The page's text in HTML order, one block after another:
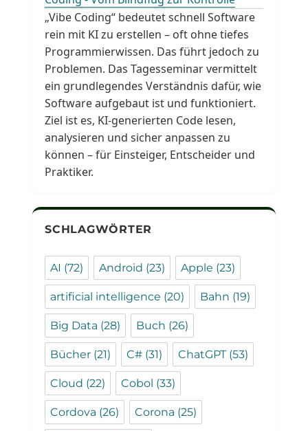
„Vibe Coding“ bedeutet schnell Software
rein mit KI zu erstellen – oft ohne tiefes
Programmierwissen. Das führt jedoch zu
Problemen. Das Tagesseminar vermittelt
ein grundlegendes Verständnis dafür, wie
Software aufgebaut ist und funktioniert.
Ziel ist es, KI-generierten Code lesen,
analysieren und sicher anpassen zu
können – für Einsteiger, Entscheider und
Praktiker.
SCHLAGWÖRTER
AI (72) Android (23) Apple (23)
artificial intelligence (20) Bahn (19)
Big Data (28) Buch (26)
Bücher (21) C# (31) ChatGPT(53)
Cloud (22) Cobol (33)
Cordova (26) Corona (25)